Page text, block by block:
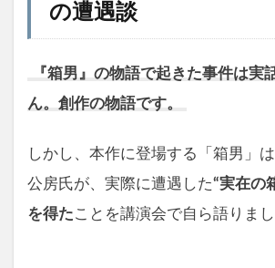
の遭遇談
『箱男』の物語で起きた事件は実
ん。創作の物語です。
しかし、本作に登場する「箱男」
公房氏が、実際に遭遇した“実在の
を得たことを講演会で自ら語りまし